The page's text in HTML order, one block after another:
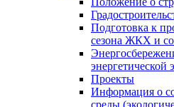
Подготовка к
сезона ЖКХ и
энергетической
Проекты
Информация о
среды